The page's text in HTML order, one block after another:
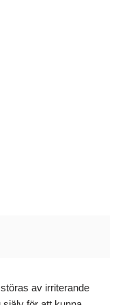
av irriterande